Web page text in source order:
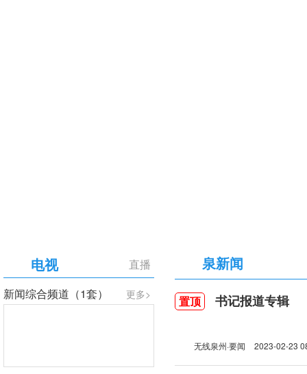
直播
电视
更多>
新闻综合频道（1套）
泉新闻
置顶 书记报道专辑
无线泉州·要闻 2023-02-23